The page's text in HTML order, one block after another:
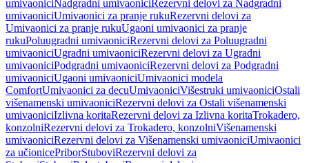
umivaoniciNadgradni umivaoniciRezervni delovi za Nadgradni
umivaoniciUmivaonici za pranje rukuRezervni delovi za
Umivaonici za pranje rukuUgaoni umivaonici za pranje
rukuPoluugradni umivaoniciRezervni delovi za Poluugradni
umivaoniciUgradni umivaoniciRezervni delovi za Ugradni
umivaoniciPodgradni umivaoniciRezervni delovi za Podgradni
umivaoniciUgaoni umivaoniciUmivaonici modela
ComfortUmivaonici za decuUmivaoniciVišestruki umivaoniciOstali
višenamenski umivaoniciRezervni delovi za Ostali višenamenski
umivaoniciIzlivna koritaRezervni delovi za Izlivna koritaTrokadero,
konzolniRezervni delovi za Trokadero, konzolniVišenamenski
umivaoniciRezervni delovi za Višenamenski umivaoniciUmivaonici
za učionicePriborStuboviRezervni delovi za